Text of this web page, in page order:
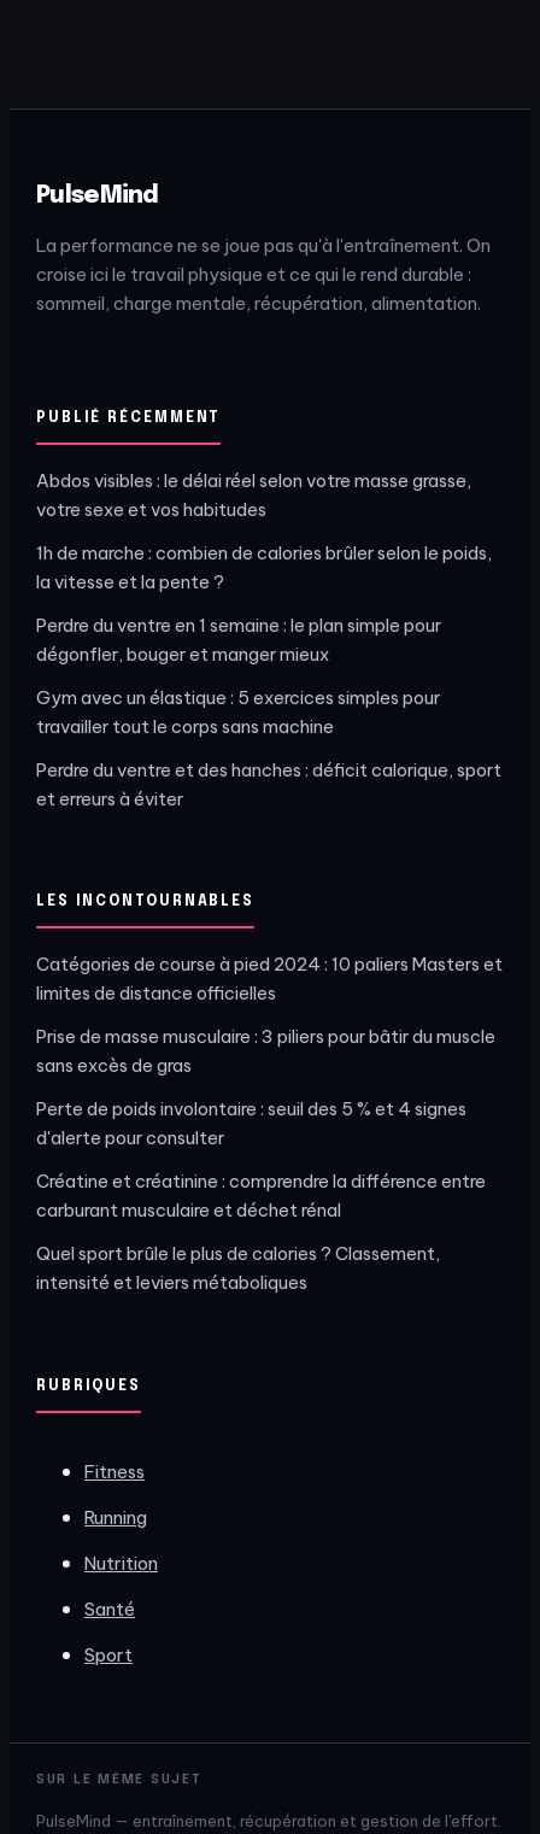
PulseMind
La performance ne se joue pas qu'à l'entraînement. On
croise ici le travail physique et ce qui le rend durable :
sommeil, charge mentale, récupération, alimentation.
PUBLIÉ RÉCEMMENT
Abdos visibles : le délai réel selon votre masse grasse,
votre sexe et vos habitudes
1h de marche : combien de calories brûler selon le poids,
la vitesse et la pente ?
Perdre du ventre en 1 semaine : le plan simple pour
dégonfler, bouger et manger mieux
Gym avec un élastique : 5 exercices simples pour
travailler tout le corps sans machine
Perdre du ventre et des hanches : déficit calorique, sport
et erreurs à éviter
LES INCONTOURNABLES
Catégories de course à pied 2024 : 10 paliers Masters et
limites de distance officielles
Prise de masse musculaire : 3 piliers pour bâtir du muscle
sans excès de gras
Perte de poids involontaire : seuil des 5 % et 4 signes
d'alerte pour consulter
Créatine et créatinine : comprendre la différence entre
carburant musculaire et déchet rénal
Quel sport brûle le plus de calories ? Classement,
intensité et leviers métaboliques
RUBRIQUES
Fitness
Running
Nutrition
Santé
Sport
SUR LE MÊME SUJET
PulseMind — entraînement, récupération et gestion de l'effort.